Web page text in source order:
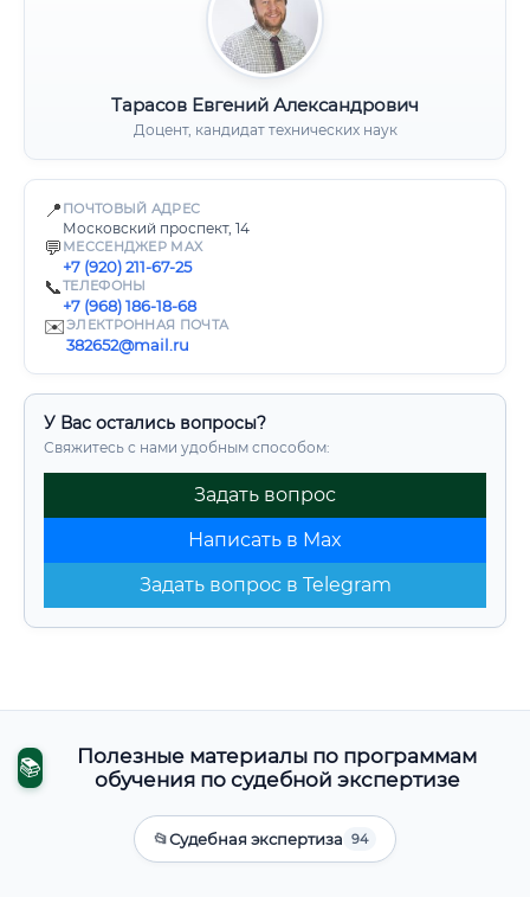
Тарасов Евгений Александрович
Доцент, кандидат технических наук
📍 ПОЧТОВЫЙ АДРЕС
Московский проспект, 14
💬 МЕССЕНДЖЕР MAX
+7 (920) 211-67-25
📞ТЕЛЕФОНЫ
+7 (968) 186-18-68
✉️ЭЛЕКТРОННАЯ ПОЧТА
382652@mail.ru
У Вас остались вопросы?
Свяжитесь с нами удобным способом:
Задать вопрос
Написать в Max
Задать вопрос в Telegram
📚
Полезные материалы по программам
обучения по судебной экспертизе
📂Судебная экспертиза 94